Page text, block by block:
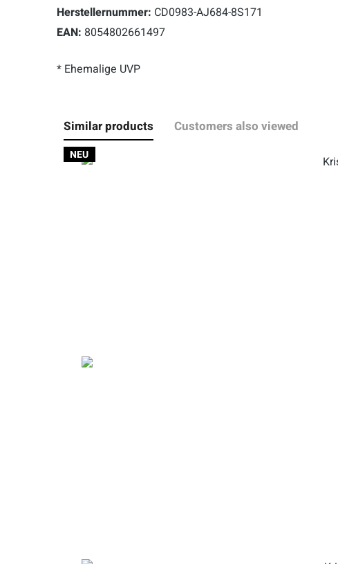
Herstellernummer: CD0983-AJ684-8S171
EAN: 8054802661497
* Ehemalige UVP
Similar products Customers also viewed
NEU